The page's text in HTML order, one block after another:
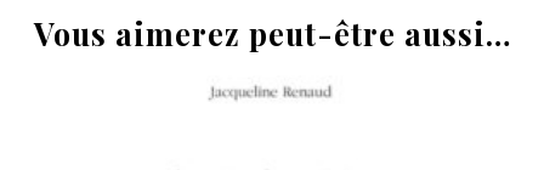
Vous aimerez peut-être aussi…